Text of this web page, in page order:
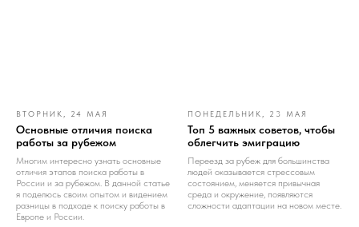
ВТОРНИК, 24 МАЯ
Основные отличия поиска
работы за рубежом
Многим интересно узнать основные
отличия этапов поиска работы в
России и за рубежом. В данной статье
я поделюсь своим опытом и видением
разницы в подходе к поиску работы в
Европе и России.
ПОНЕДЕЛЬНИК, 23 МАЯ
Топ 5 важных советов, чтобы
облегчить эмиграцию
Переезд за рубеж для большинства
людей оказывается стрессовым
состоянием, меняется привычная
среда и окружение, появляются
сложности адаптации на новом месте.